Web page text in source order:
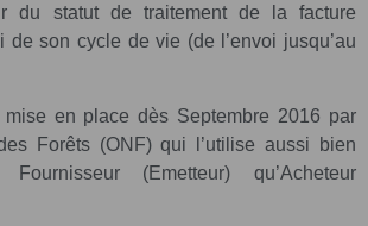
du statut de traitement de la facture
de son cycle de vie (de l’envoi jusqu’au
en place dès Septembre 2016 par
Forêts (ONF) qui l’utilise aussi bien
(Emetteur) qu’Acheteur